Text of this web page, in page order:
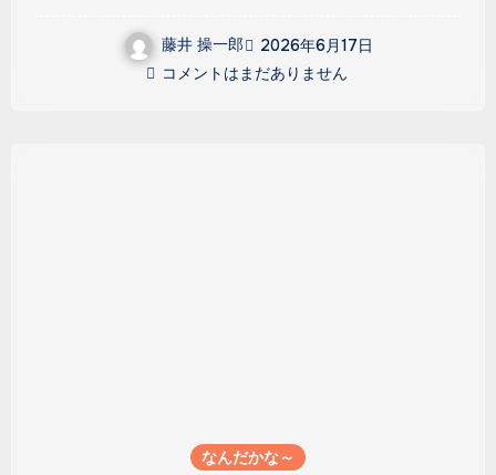
藤井 操一郎
2026年6月17日
コメントはまだありません
なんだかな～